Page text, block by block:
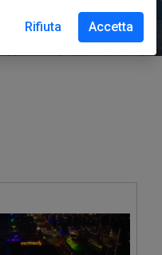
Rifiuta Accetta